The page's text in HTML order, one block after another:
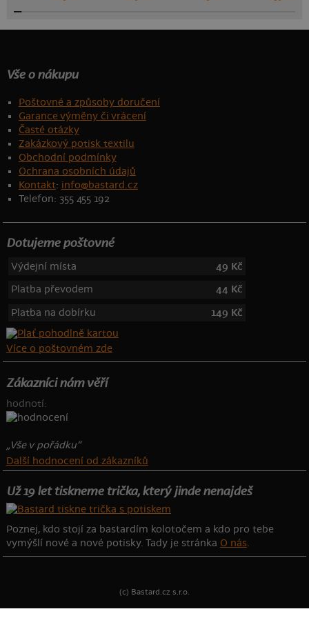
Vše o nákupu
Poštovné a způsoby doručení
Garance výměny či vrácení
Časté otázky
Zakázkový potisk textilu
Obchodní podmínky
Ochrana osobních údajů
Kontakt: info@bastard.cz
Telefon: 355 455 192
Dotujeme poštovné
Výdejní místa
49 Kč
Platba převodem
44 Kč
Platba na dobírku
149 Kč
Více o poštovném zde
Zákazníci nám věří
hodnotí:
„Vše v pořádku“
Další hodnocení od zákazníků
Už 19 let tiskneme trička, který jinde nenajdeš
Poznej, kdo stojí za bastardím kolotočem a kdo pro tebe
vymýšlí nové a nové potisky. Tady je stránka O nás.
(c) Bastard.cz s.r.o.